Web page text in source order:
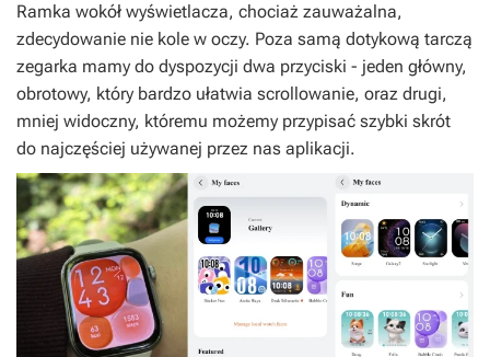
Ramka wokół wyświetlacza, chociaż zauważalna,
zdecydowanie nie kole w oczy. Poza samą dotykową tarczą
zegarka mamy do dyspozycji dwa przyciski - jeden główny,
obrotowy, który bardzo ułatwia scrollowanie, oraz drugi,
mniej widoczny, któremu możemy przypisać szybki skrót
do najczęściej używanej przez nas aplikacji.